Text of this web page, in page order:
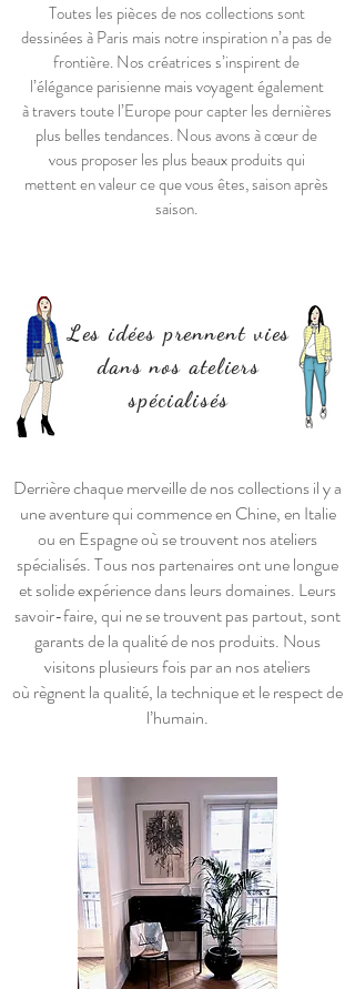
Toutes les pièces de nos collections sont
dessinées à Paris mais notre inspiration n’a pas de
frontière. Nos créatrices s’inspirent de
l’élégance parisienne mais voyagent également
à travers toute l’Europe pour capter les dernières
plus belles tendances. Nous avons à cœur de
vous proposer les plus beaux produits qui
mettent en valeur ce que vous êtes, saison après
saison.
Les idées prennent vies
dans nos ateliers
spécialisés
Derrière chaque merveille de nos collections il y a
une aventure qui commence en Chine, en Italie
ou en Espagne où se trouvent nos ateliers
spécialisés. Tous nos partenaires ont une longue
et solide expérience dans leurs domaines. Leurs
savoir-faire, qui ne se trouvent pas partout, sont
garants de la qualité de nos produits. Nous
visitons plusieurs fois par an nos ateliers
où règnent la qualité, la technique et le respect de
l’humain.